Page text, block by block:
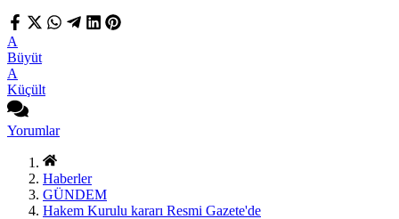
A
Büyüt
A
Küçült
Yorumlar
Haberler
GÜNDEM
Hakem Kurulu kararı Resmi Gazete'de